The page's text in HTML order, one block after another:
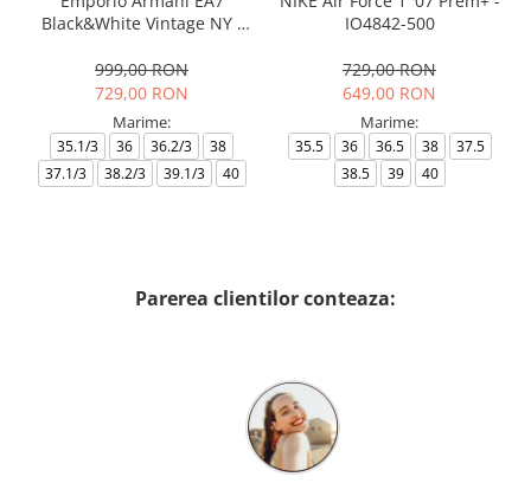
Black&White Vintage NY -
999,00 RON
729,00 RON
Marime:
35.1/3 36 36.2/3
38
37.1/3
38.2/3 39.1/3 40
IO4842-500
729,00 RON
649,00 RON
Marime:
35.5 36 36.5 38
37.5
38.5
39 40
Parerea clientilor conteaza: